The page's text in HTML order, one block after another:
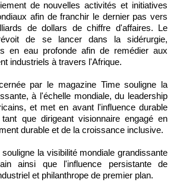
de nouvelles activités et initiatives
afin de franchir le dernier pas vers
de dollars de chiffre d'affaires. Le
de se lancer dans la sidérurgie,
en eau profonde afin de remédier aux
industriels à travers l'Afrique.
par le magazine Time souligne la
à l'échelle mondiale, du leadership
et met en avant l'influence durable
que dirigeant visionnaire engagé en
durable et de la croissance inclusive.
la visibilité mondiale grandissante
ainsi que l'influence persistante de
et philanthrope de premier plan.